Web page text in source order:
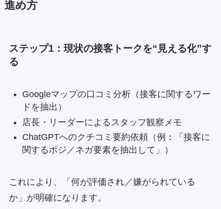
進め方
ステップ1：現状の接客トークを“見える化”す
る
Googleマップの口コミ分析（接客に関するワー
ドを抽出）
店長・リーダーによるスタッフ観察メモ
ChatGPTへのクチコミ要約依頼（例：「接客に
関するポジ／ネガ要素を抽出して」）
これにより、「何が評価され／嫌がられている
か」が明確になります。